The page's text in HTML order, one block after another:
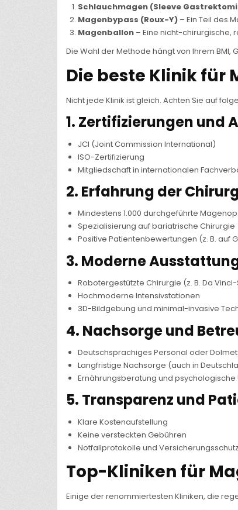
Schlauchmagen (Sleeve
Magenbypass (Roux-Y) – Ein Teil des
Magenballon – Eine nicht-chirurgische,
Die Wahl der Methode hängt von Ihrem
Die beste Klinik für
Nicht jede Klinik ist gleich. Achten Sie auf
1. Zertifizierungen und
JCI (Joint Commission International)
ISO-Zertifizierung
Mitgliedschaft in internationalen
2. Erfahrung der
Mindestens 1.000 durchgeführte
Spezialisierung auf bariatrische Chirurgie
Positive Patientenbewertungen (z. B. auf
3. Moderne
Robotergestützte Chirurgie (z. B. Da
Hochmoderne Intensivstationen
3D-Bildgebung und minimal-invasive
4. Nachsorge und
Deutschsprachiges Personal oder
Langfristige Nachsorge (auch in
Ernährungsberatung und psychologische
5. Transparenz und
Klare Kostenaufstellung
Keine versteckten Gebühren
Notfallprotokolle und Versicherungsschutz
Top-Kliniken für
Einige der renommiertesten Kliniken, die